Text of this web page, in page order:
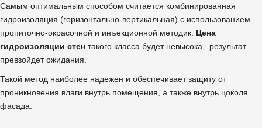
Самым оптимальным способом считается комбинированная
гидроизоляция (горизонтально-вертикальная) с использованием
пропиточно-окрасочной и инъекционной методик. Цена
гидроизоляции стен такого класса будет невысока, результат
превзойдет ожидания.
Такой метод наиболее надежен и обеспечивает защиту от
проникновения влаги внутрь помещения, а также внутрь цоколя
фасада.